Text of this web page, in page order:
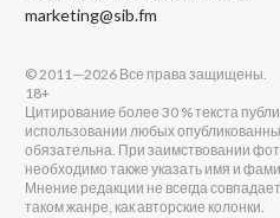
marketing@sib.fm
© 2011—2026 Все права защищены.
18+
Цитирование более 30 % текста
использовании любых
обязательна. При заимствовании
необходимо также указать имя и
Мнение редакции не всегда
таком жанре, как авторские колонки.